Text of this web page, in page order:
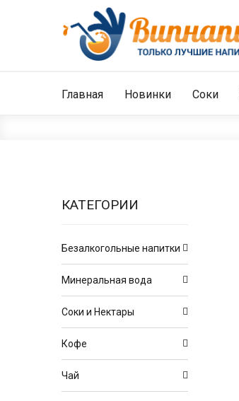
Главная Новинки Соки
КАТЕГОРИИ
Безалкогольные напитки
Минеральная вода
Соки и Нектары
Кофе
Чай